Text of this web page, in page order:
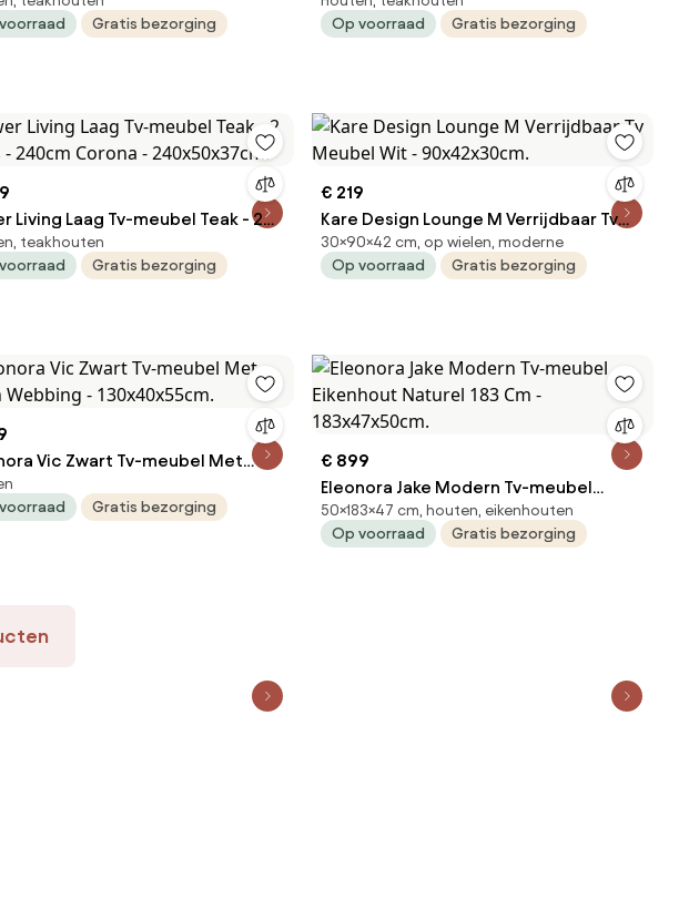
- 130cm Corona - 130x50x60cm.
Gratis bezorging
Lades - 180cm Corona - 180x50x37cm.
Op voorraad
Gratis bezorging
Living Laag Tv-meubel Teak - 2
- 240cm Corona - 240x50x37cm.
teakhouten
Gratis bezorging
€ 219
Kare Design Lounge M Verrijdbaar Tv
Meubel Wit - 90x42x30cm.
30×90×42 cm, op wielen, moderne
Op voorraad
Gratis bezorging
Vic Zwart Tv-meubel Met
Webbing - 130x40x55cm.
Gratis bezorging
€ 899
Eleonora Jake Modern Tv-meubel
Eikenhout Naturel 183 Cm -
183x47x50cm.
50×183×47 cm, houten, eikenhouten
Op voorraad
Gratis bezorging